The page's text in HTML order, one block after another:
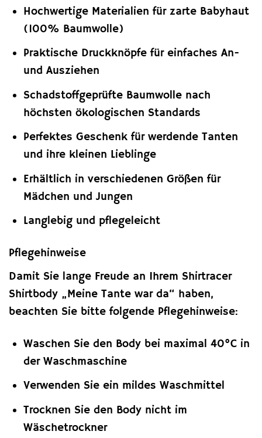
Hochwertige Materialien für zarte Babyhaut
(100% Baumwolle)
Praktische Druckknöpfe für einfaches An-
und Ausziehen
Schadstoffgeprüfte Baumwolle nach
höchsten ökologischen Standards
Perfektes Geschenk für werdende Tanten
und ihre kleinen Lieblinge
Erhältlich in verschiedenen Größen für
Mädchen und Jungen
Langlebig und pflegeleicht
Pflegehinweise
Damit Sie lange Freude an Ihrem Shirtracer
Shirtbody „Meine Tante war da“ haben,
beachten Sie bitte folgende Pflegehinweise:
Waschen Sie den Body bei maximal 40°C in
der Waschmaschine
Verwenden Sie ein mildes Waschmittel
Trocknen Sie den Body nicht im
Wäschetrockner